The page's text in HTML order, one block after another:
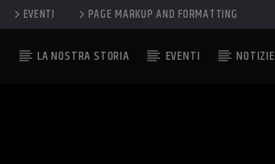
EVENTI PAGE MARKUP AND FORMATTING
LA NOSTRA STORIA EVENTI NOTIZIE